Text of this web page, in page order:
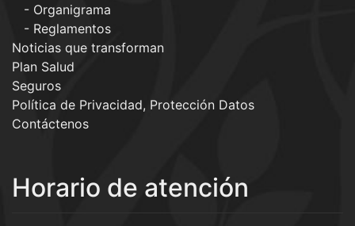
Organigrama
Reglamentos
Noticias que transforman
Plan Salud
Seguros
Política de Privacidad, Protección Datos
Contáctenos
Horario de atención